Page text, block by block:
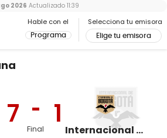
Hable con el
Programa
Selecciona tu emisora
Elige tu emisora
2026 Actualizado 11:39
7
Internacional de Bogotá
1
Final